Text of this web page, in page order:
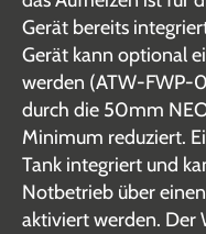
Gerät bereits
Gerät kann optional
werden (ATW-FWP-
durch die 50mm
Minimum reduziert.
Tank integriert und
Notbetrieb über
aktiviert werden. Der